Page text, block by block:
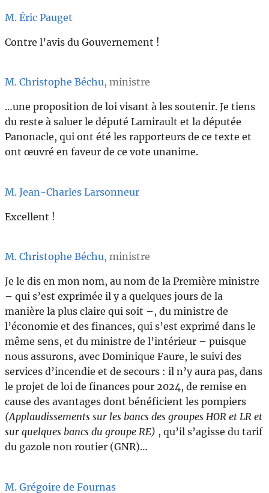
M. Éric Pauget
Contre l’avis du Gouvernement !
M. Christophe Béchu, ministre
…une proposition de loi visant à les soutenir. Je tiens
du reste à saluer le député Lamirault et la députée
Panonacle, qui ont été les rapporteurs de ce texte et
ont œuvré en faveur de ce vote unanime.
M. Jean-Charles Larsonneur
Excellent !
M. Christophe Béchu, ministre
Je le dis en mon nom, au nom de la Première ministre
– qui s’est exprimée il y a quelques jours de la
manière la plus claire qui soit –, du ministre de
l’économie et des finances, qui s’est exprimé dans le
même sens, et du ministre de l’intérieur – puisque
nous assurons, avec Dominique Faure, le suivi des
services d’incendie et de secours : il n’y aura pas, dans
le projet de loi de finances pour 2024, de remise en
cause des avantages dont bénéficient les pompiers
(Applaudissements sur les bancs des groupes HOR et LR et
sur quelques bancs du groupe RE) , qu’il s’agisse du tarif
du gazole non routier (GNR)…
M. Grégoire de Fournas